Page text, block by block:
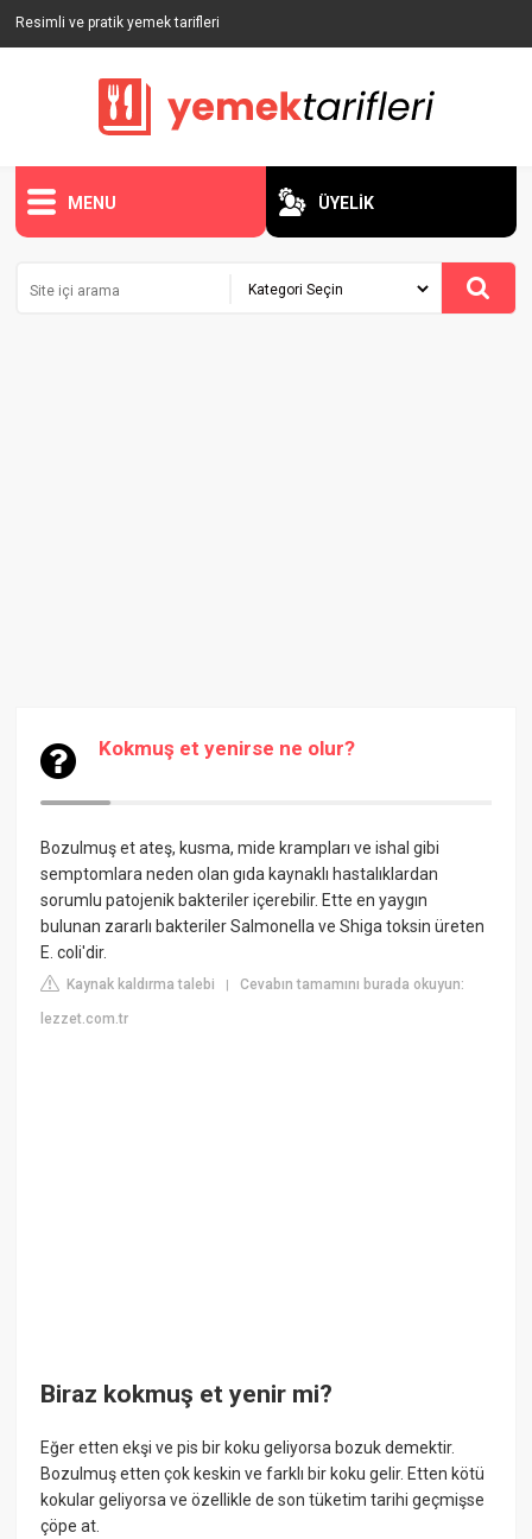
Resimli ve pratik yemek tarifleri
MENU ÜYELİK
Kokmuş et yenirse ne olur?
Bozulmuş et ateş, kusma, mide krampları ve ishal gibi
semptomlara neden olan gıda kaynaklı hastalıklardan
sorumlu patojenik bakteriler içerebilir. Ette en yaygın
bulunan zararlı bakteriler Salmonella ve Shiga toksin üreten
E. coli'dir.
Kaynak kaldırma talebi |Cevabın tamamını burada okuyun:
lezzet.com.tr
Biraz kokmuş et yenir mi?
Eğer etten ekşi ve pis bir koku geliyorsa bozuk demektir.
Bozulmuş etten çok keskin ve farklı bir koku gelir. Etten kötü
kokular geliyorsa ve özellikle de son tüketim tarihi geçmişse
çöpe at.